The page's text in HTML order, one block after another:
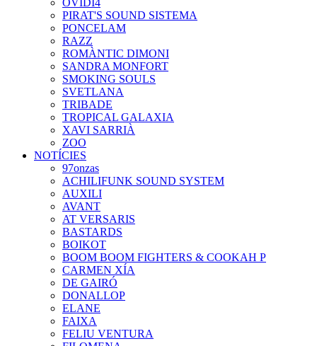
OVIDI4
PIRAT'S SOUND SISTEMA
PONCELAM
RAZZ
ROMÀNTIC DIMONI
SANDRA MONFORT
SMOKING SOULS
SVETLANA
TRIBADE
TROPICAL GALAXIA
XAVI SARRIÀ
ZOO
NOTÍCIES
97onzas
ACHILIFUNK SOUND SYSTEM
AUXILI
AVANT
AT VERSARIS
BASTARDS
BOIKOT
BOOM BOOM FIGHTERS & COOKAH P
CARMEN XÍA
DE GAIRÓ
DONALLOP
ELANE
FAIXA
FELIU VENTURA